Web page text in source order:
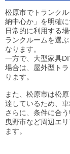
松原市でトランク
納中心か」を明確に
日常的に利用する
ランクルームを選
なります。
一方で、大型家具
場合は、屋外型ト
ります。
また、松原市は松
達しているため、
さらに、条件に合
曳野市など周辺エ
ます。